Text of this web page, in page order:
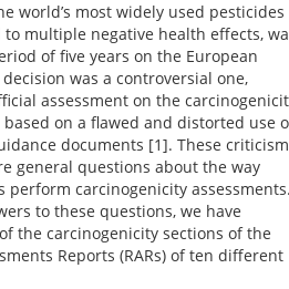
world’s most widely used pesticides
multiple negative health effects,
of five years on the European
was a controversial one,
assessment on the
on a flawed and distorted use
documents [1]. These
general questions about the way
perform carcinogenicity
to these questions, we have
the carcinogenicity sections of the
Reports (RARs) of ten different